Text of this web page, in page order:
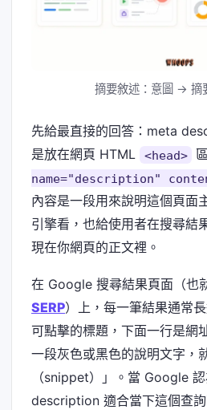
摘要敘述：意圖 → 摘
先給最直接的回答：meta
是放在網頁 HTML
<head>
name="description"
內容是一段用來說明這個頁面
引擎看，也給使用者在搜尋結
現在你網頁的正文裡。
在 Google 搜尋結果頁面（也
SERP）上，每一筆結果通常
可點擊的標題，下面一行是網
一段灰色或黑色的說明文字，
（snippet）」。當 Google
description 適合當下這個查